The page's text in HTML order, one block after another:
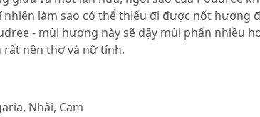
nhiên làm sao có thể thiếu đi được nốt hương
- mùi hương này sẽ dậy mùi phấn nhiều
rất nên thơ và nữ tính.
Nhài, Cam